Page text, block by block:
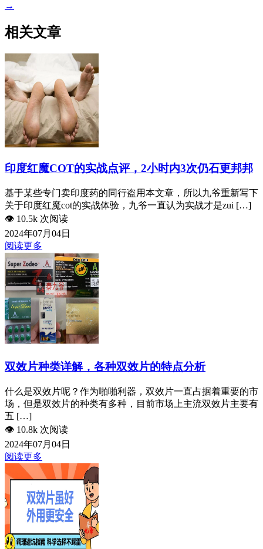
→
相关文章
印度红魔COT的实战点评，2小时内3次仍石更邦邦
基于某些专门卖印度药的同行盗用本文章，所以九爷重新写下
关于印度红魔cot的实战体验，九爷一直认为实战才是zui […]
👁️ 10.5k 次阅读
2024年07月04日
阅读更多
双效片种类详解，各种双效片的特点分析
什么是双效片呢？作为啪啪利器，双效片一直占据着重要的市
场，但是双效片的种类有多种，目前市场上主流双效片主要有
五 […]
👁️ 10.8k 次阅读
2024年07月04日
阅读更多